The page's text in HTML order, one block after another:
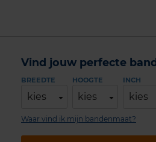
Vind jouw perfecte band
BREEDTE
kies
HOOGTE
kies
INCH
kies
Waar vind ik mijn bandenmaat?